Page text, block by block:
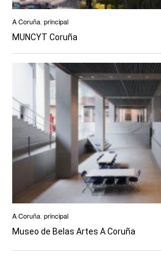
A Coruña principal
MUNCYT Coruña
A Coruña principal
Museo de Belas Artes A Coruña